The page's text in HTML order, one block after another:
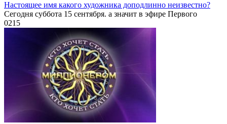
Настоящее имя какого художника доподлинно неизвестно?
Сегодня суббота 15 сентября. а значит в эфире Первого
0215